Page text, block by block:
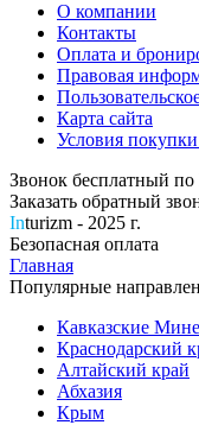
О компании
Контакты
Оплата и
Правовая
Карта сайта
Условия покупки
Звонок бесплатный по
Заказать обратный
Inturizm - 2025 г.
Безопасная оплата
Главная
Популярные
Кавказские
Краснодарский
Алтайский край
Абхазия
Крым